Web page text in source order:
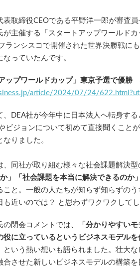
表取締役CEOである平野洋一郎が審査
が主催する「スタートアップワールド
ランシスコで開催された世界決勝戦に
っていたんです。
ップワールドカップ」東京予選で優勝
article/2024/07/24/
、DEA社が今年中に日本法人へ転身す
ビジョンについて初めて直接聞くこと
りました。
、同社が取り組む様々な社会課題解決
」「社会課題を本当に解決できるのか
こと。一般の人たちが知らず知らずの
も近いのでは？ と思わずワクワクして
閉会コメントでは、
「分かりやすい
役に立っているというビジネスモデル
という熱い想いも語られました。壮大
合させた新しいビジネスモデルの構築